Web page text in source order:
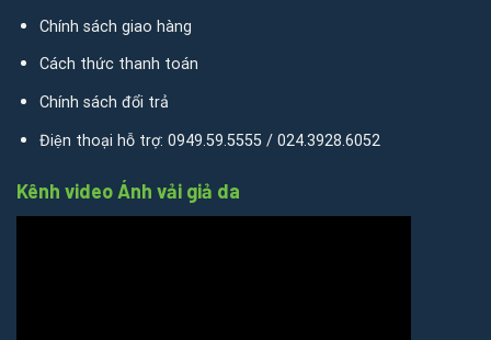
Chính sách giao hàng
Cách thức thanh toán
Chính sách đổi trả
Điện thoại hỗ trợ: 0949.59.5555 / 024.3928.6052
Kênh video Ánh vải giả da